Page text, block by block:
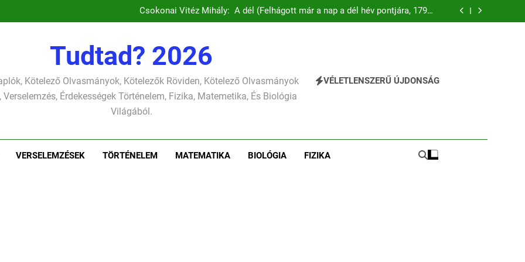
Csokonai Vitéz Mihály: A dél (Felhágott már a nap a dél hév pontjára, 1794)
verselemzés
Csokonai Vitéz Mihály: A fársáng búcsúzó szavai verselemzés
Csokonai Vitéz Mihály: A dél (Felhágott már a nap a dél hév pontjára, 1794)
Csokonai Vitéz Mihály: A fársáng búcsúzó szavai verselemzés
Csokonai Vitéz Mihály: A Dugonics oszlopa verselemzés
József Attila: A gyerekszemű élet-tavon verselemzés
Tudtad? 2026
Kötelező Olvasmányok, Kötelezők Röviden, Kötelező Olvasmányok
Verselemzés, Érdekességek Történelem, Fizika, Matemetika, És Biológia
Világából.
VÉLETLENSZERŰ ÚJDONSÁG
VERSELEMZÉSEK TÖRTÉNELEM MATEMATIKA BIOLÓGIA FIZIKA
TÖRTÉNELEM ÉRDEKESSÉGEK